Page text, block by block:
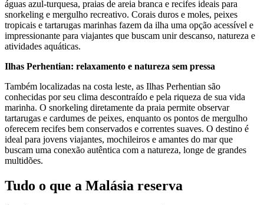
águas azul-turquesa, praias de areia branca e recifes ideais para
snorkeling e mergulho recreativo. Corais duros e moles, peixes
tropicais e tartarugas marinhas fazem da ilha uma opção acessível e
impressionante para viajantes que buscam unir descanso, natureza e
atividades aquáticas.
Ilhas Perhentian: relaxamento e natureza sem pressa
Também localizadas na costa leste, as Ilhas Perhentian são
conhecidas por seu clima descontraído e pela riqueza de sua vida
marinha. O snorkeling diretamente da praia permite observar
tartarugas e cardumes de peixes, enquanto os pontos de mergulho
oferecem recifes bem conservados e correntes suaves. O destino é
ideal para jovens viajantes, mochileiros e amantes do mar que
buscam uma conexão autêntica com a natureza, longe de grandes
multidões.
Tudo o que a Malásia reserva